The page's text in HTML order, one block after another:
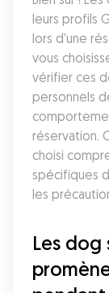
leurs profils
lors d'une
vous
vérifier ces
personnels
réservation.
choisi
spécifiques
les
Les dog